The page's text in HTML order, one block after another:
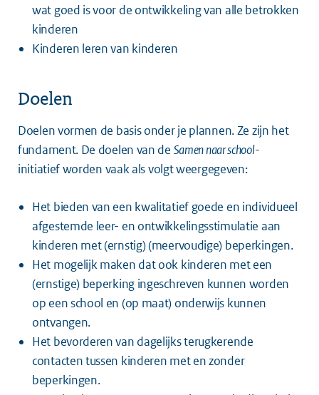
wat goed is voor de ontwikkeling van alle betrokken
kinderen
Kinderen leren van kinderen
Doelen
Doelen vormen de basis onder je plannen. Ze zijn het
fundament. De doelen van de Samen naar school-
initiatief worden vaak als volgt weergegeven:
Het bieden van een kwalitatief goede en individueel
afgestemde leer- en ontwikkelingsstimulatie aan
kinderen met (ernstig) (meervoudige) beperkingen.
Het mogelijk maken dat ook kinderen met een
(ernstige) beperking ingeschreven kunnen worden
op een school en (op maat) onderwijs kunnen
ontvangen.
Het bevorderen van dagelijks terugkerende
contacten tussen kinderen met en zonder
beperkingen.